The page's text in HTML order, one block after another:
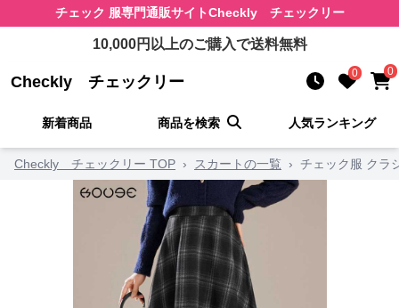
チェック 服専門通販サイトCheckly チェックリー
10,000円以上のご購入で送料無料
Checkly チェックリー 0 0
新着商品 商品を検索 人気ランキング
Checkly チェックリー TOP › スカートの一覧 › チェック服 クラ